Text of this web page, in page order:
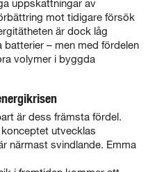
uppskattningar av
mot tidigare försök
är dock låg
– men med fördelen
volymer i byggda
är dess främsta fördel.
utvecklas
närmast svindlande. Emma